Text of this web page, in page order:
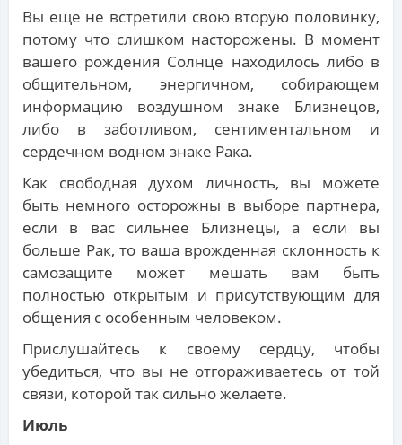
Вы еще не встретили свою вторую половинку,
потому что слишком насторожены. В момент
вашего рождения Солнце находилось либо в
общительном, энергичном, собирающем
информацию воздушном знаке Близнецов,
либо в заботливом, сентиментальном и
сердечном водном знаке Рака.
Как свободная духом личность, вы можете
быть немного осторожны в выборе партнера,
если в вас сильнее Близнецы, а если вы
больше Рак, то ваша врожденная склонность к
самозащите может мешать вам быть
полностью открытым и присутствующим для
общения с особенным человеком.
Прислушайтесь к своему сердцу, чтобы
убедиться, что вы не отгораживаетесь от той
связи, которой так сильно желаете.
Июль